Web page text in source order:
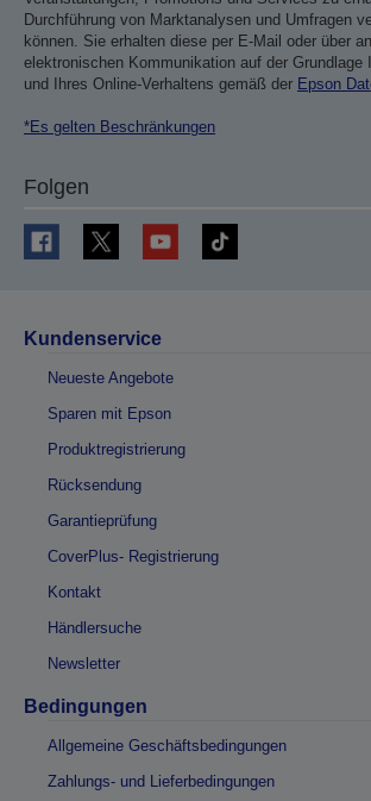
Durchführung von Marktanalysen und Umfragen
können. Sie erhalten diese per E-Mail oder über
elektronischen Kommunikation auf der Grundlage
und Ihres Online-Verhaltens gemäß der Epson
*Es gelten Beschränkungen
Folgen
Kundenservice
Neueste Angebote
Sparen mit Epson
Produktregistrierung
Rücksendung
Garantieprüfung
CoverPlus- Registrierung
Kontakt
Händlersuche
Newsletter
Bedingungen
Allgemeine Geschäftsbedingungen
Zahlungs- und Lieferbedingungen